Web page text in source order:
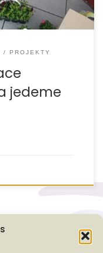
PROJEKTY
jedeme